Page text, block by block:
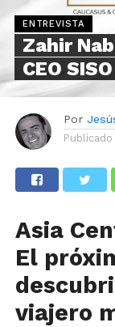
ENTREVISTA
Zahir
CEO
Por
Publicado
Asia
El
viajero